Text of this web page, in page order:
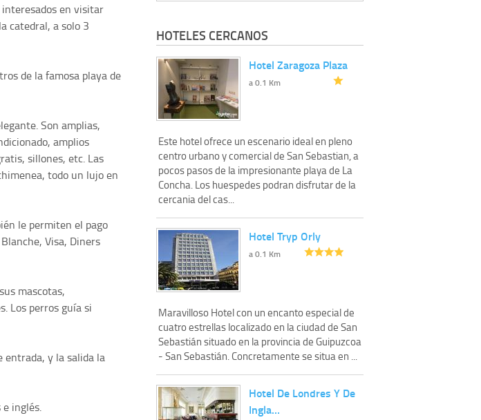
en visitar
catedral, a solo 3
de la famosa playa de
Son amplias,
amplios
sillones, etc. Las
todo un lujo en
le permiten el pago
Visa, Diners
mascotas,
Los perros guía si
entrada, y la salida la
inglés.
HOTELES CERCANOS
Hotel Zaragoza Plaza
a 0.1 Km
Este hotel ofrece un escenario ideal en pleno
centro urbano y comercial de San Sebastian, a
pocos pasos de la impresionante playa de La
Concha. Los huespedes podran disfrutar de la
cercania del cas...
Hotel Tryp Orly
a 0.1 Km
Maravilloso Hotel con un encanto especial de
cuatro estrellas localizado en la ciudad de San
Sebastián situado en la provincia de Guipuzcoa
- San Sebastián. Concretamente se situa en ...
Hotel De Londres Y De
Ingla…